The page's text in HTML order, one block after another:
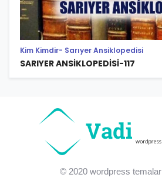
Kim Kimdir- Sarıyer Ansiklopedisi
SARIYER ANSİKLOPEDİSİ-117
© 2020 wordpress